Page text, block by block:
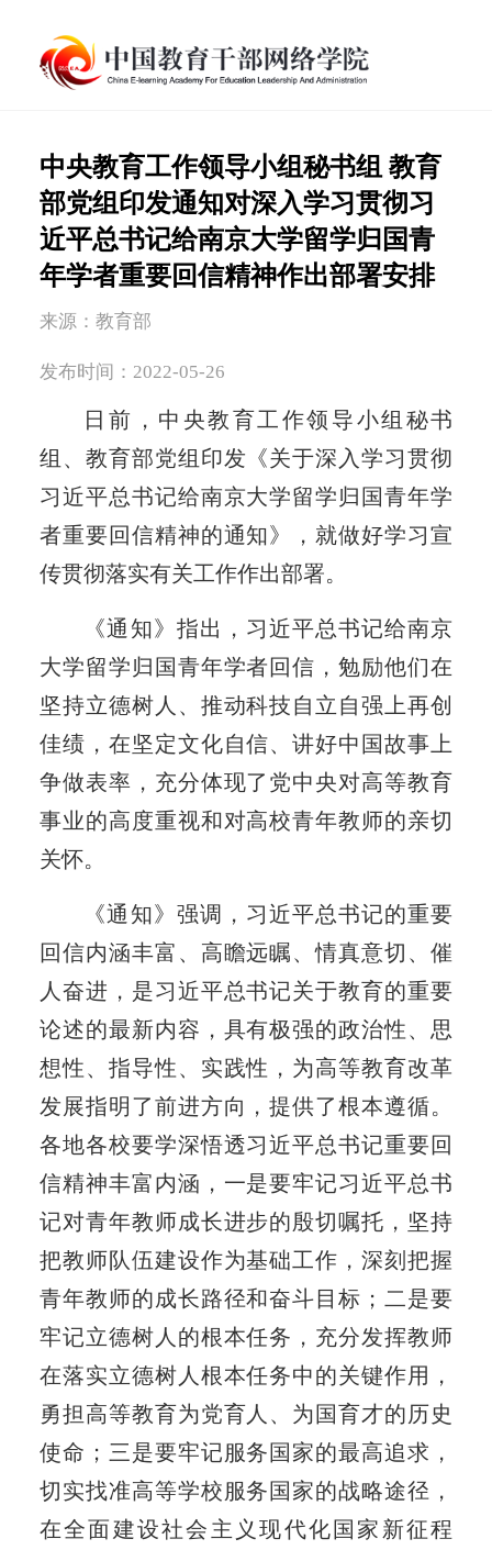
中央教育工作领导小组秘书组 教育
部党组印发通知对深入学习贯彻习
近平总书记给南京大学留学归国青
年学者重要回信精神作出部署安排
来源：教育部
发布时间：2022-05-26
日前，中央教育工作领导小组秘书
组、教育部党组印发《关于深入学习贯彻
习近平总书记给南京大学留学归国青年学
者重要回信精神的通知》，就做好学习宣
传贯彻落实有关工作作出部署。
《通知》指出，习近平总书记给南京
大学留学归国青年学者回信，勉励他们在
坚持立德树人、推动科技自立自强上再创
佳绩，在坚定文化自信、讲好中国故事上
争做表率，充分体现了党中央对高等教育
事业的高度重视和对高校青年教师的亲切
关怀。
《通知》强调，习近平总书记的重要
回信内涵丰富、高瞻远瞩、情真意切、催
人奋进，是习近平总书记关于教育的重要
论述的最新内容，具有极强的政治性、思
想性、指导性、实践性，为高等教育改革
发展指明了前进方向，提供了根本遵循。
各地各校要学深悟透习近平总书记重要回
信精神丰富内涵，一是要牢记习近平总书
记对青年教师成长进步的殷切嘱托，坚持
把教师队伍建设作为基础工作，深刻把握
青年教师的成长路径和奋斗目标；二是要
牢记立德树人的根本任务，充分发挥教师
在落实立德树人根本任务中的关键作用，
勇担高等教育为党育人、为国育才的历史
使命；三是要牢记服务国家的最高追求，
切实找准高等学校服务国家的战略途径，
在全面建设社会主义现代化国家新征程